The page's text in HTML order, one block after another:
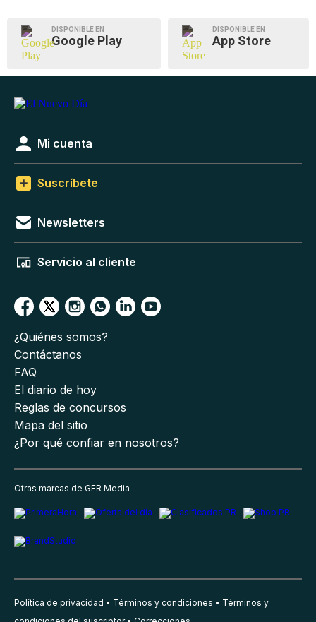
DISPONIBLE EN
Google Play
DISPONIBLE EN
App Store
Mi cuenta
Suscríbete
Newsletters
Servicio al cliente
¿Quiénes somos?
Contáctanos
FAQ
El diario de hoy
Reglas de concursos
Mapa del sitio
¿Por qué confiar en nosotros?
Otras marcas de GFR Media
Política de privacidad Términos y condiciones
Términos y